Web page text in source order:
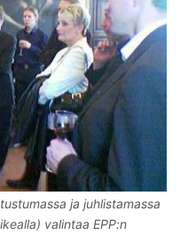
ja juhlistamassa
valintaa EPP:n